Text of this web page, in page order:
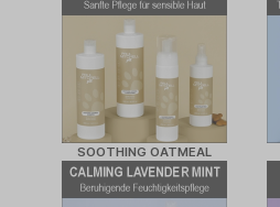
SOOTHING OATMEAL